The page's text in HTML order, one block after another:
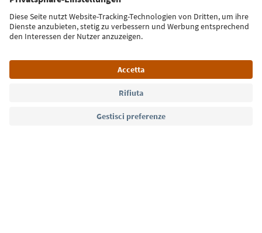
Iscriviti alla newsletter